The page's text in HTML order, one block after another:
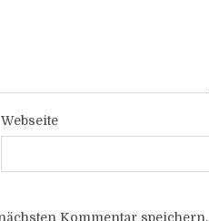
Webseite
Kommentar speichern.